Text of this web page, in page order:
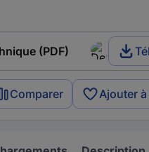
(PDF)
Comparer Ajouter